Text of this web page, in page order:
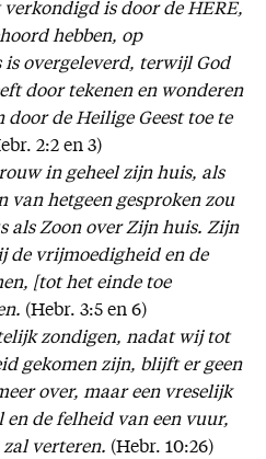
is door de HERE,
hebben, op
is overgeleverd, terwijl God
door tekenen en wonderen
de Heilige Geest toe te
2:2 en 3)
in geheel zijn huis, als
van hetgeen gesproken zou
als Zoon over Zijn huis. Zijn
de vrijmoedigheid en de
[tot het einde toe
(Hebr. 3:5 en 6)
zondigen, nadat wij tot
gekomen zijn, blijft er geen
over, maar een vreselijk
de felheid van een vuur,
verteren. (Hebr. 10:26)